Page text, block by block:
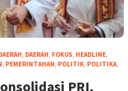
, DAERAH, FOKUS, HEADLINE,
, PEMERINTAHAN, POLITIK, POLITIKA,
PRI,